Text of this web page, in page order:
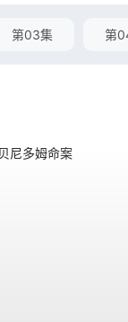
第03集 第